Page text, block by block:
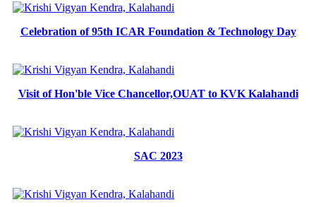
Celebration of 95th ICAR Foundation & Technology Day
Visit of Hon'ble Vice Chancellor,OUAT to KVK Kalahandi
SAC 2023